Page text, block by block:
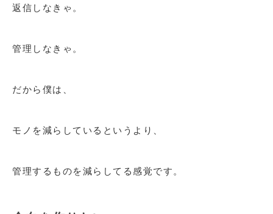
返信しなきゃ。
管理しなきゃ。
だから僕は、
モノを減らしているというより、
管理するものを減らしてる感覚です。